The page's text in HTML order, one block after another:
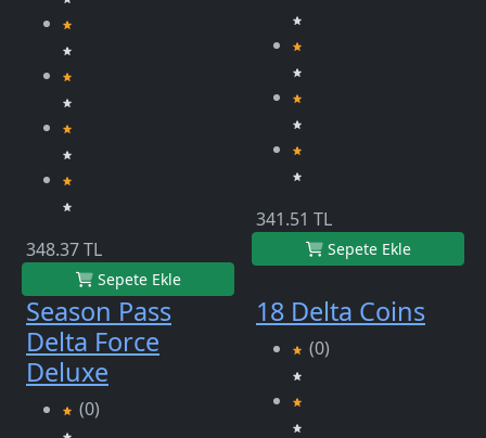
348.37 TL
Sepete Ekle
341.51 TL
Sepete Ekle
Season Pass
Delta Force
Deluxe
(0)
18 Delta Coins
(0)